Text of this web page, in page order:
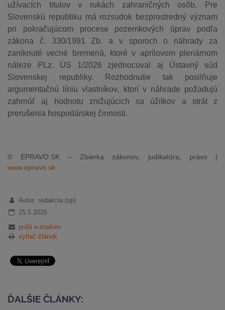
užívacích titulov v rukách zahraničných osôb. Pre
Slovenskú republiku má rozsudok bezprostredný význam
pri pokračujúcom procese pozemkových úprav podľa
zákona č. 330/1991 Zb. a v sporoch o náhrady za
zaniknuté vecné bremená, ktoré v aprílovom plenárnom
náleze PLz. ÚS 1/2026 zjednocoval aj Ústavný súd
Slovenskej republiky. Rozhodnutie tak posilňuje
argumentačnú líniu vlastníkov, ktorí v náhrade požadujú
zahrnúť aj hodnotu znižujúcich sa úžitkov a strát z
prerušenia hospodárskej činnosti.
© EPRAVO.SK – Zbierka zákonov, judikatúra, právo |
www.epravo.sk
Autor: redakcia (sp)
25.5.2026
pošli e-mailom
vytlač článok
ĎALŠIE ČLÁNKY: